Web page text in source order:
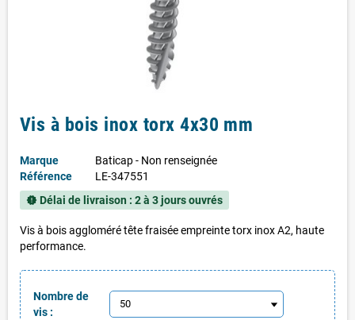
Vis à bois inox torx 4x30 mm
Marque
Baticap - Non renseignée
Référence
LE-347551
new_releases Délai de livraison : 2 à 3 jours ouvrés
Vis à bois aggloméré tête fraisée empreinte torx inox A2, haute
performance.
Nombre de
vis :